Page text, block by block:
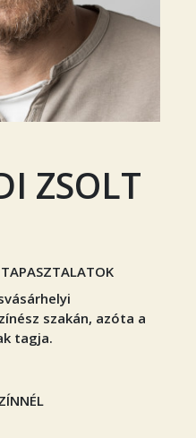
ZSOLT
szakán, azóta a
tagja.